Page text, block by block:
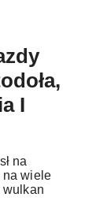
I
na
na wiele
wulkan